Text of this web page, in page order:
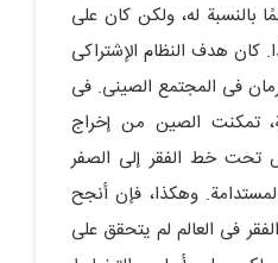
بالنسبة له، ولکن کان على
کان هدف النظام الإشتراکی
فی المجتمع الصینی. فی
تمکنت الصین من إخراج
شخص تحت خط الفقر إلى الصفر
وهکذا، فإن أنجح
فی العالم لم یتحقق على